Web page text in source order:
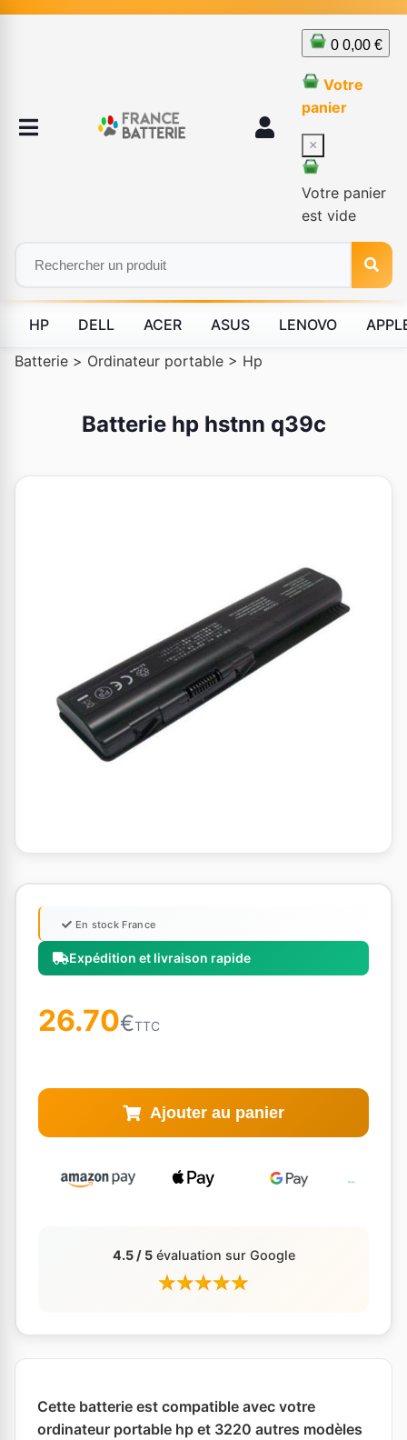
0 0,00 €
Votre
panier
×
Votre panier
est vide
HP DELL ACER ASUS LENOVO
Batterie > Ordinateur portable > Hp
Batterie hp hstnn q39c
Expédition et livraison rapide
En stock France
26.70€TTC
Ajouter au panier
4.5 / 5évaluation sur Google
Cette batterie est compatible avec votre
ordinateur portable hp et 3220 autres modèles